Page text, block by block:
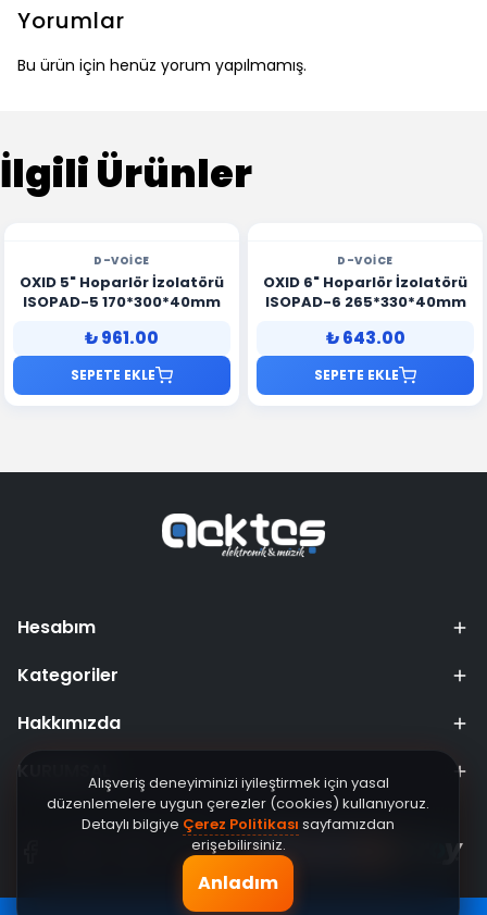
Alışveriş deneyiminizi iyileştirmek için yasal
düzenlemelere uygun çerezler (cookies) kullanıyoruz.
Detaylı bilgiye Çerez Politikası sayfamızdan
erişebilirsiniz.
Anladım
Yorumlar
Bu ürün için henüz yorum yapılmamış.
İlgili Ürünler
D-VOICE
OXID 5" Hoparlör İzolatörü
ISOPAD-5 170*300*40mm
₺ 961.00
SEPETE EKLE
D-VOICE
OXID 6" Hoparlör İzolatörü
ISOPAD-6 265*330*40mm
₺ 643.00
SEPETE EKLE
Hesabım
Kategoriler
Hakkımızda
KURUMSAL